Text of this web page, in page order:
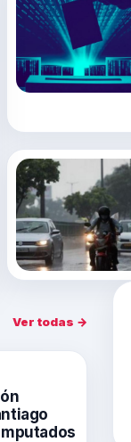
Ver todas →